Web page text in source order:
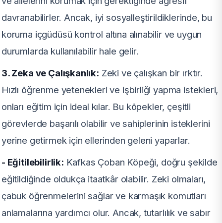
davranabilirler. Ancak, iyi sosyalleştirildiklerinde, bu
koruma içgüdüsü kontrol altına alınabilir ve uygun
durumlarda kullanılabilir hale gelir.
3. Zeka ve Çalışkanlık: Zeki ve çalışkan bir ırktır.
Hızlı öğrenme yetenekleri ve işbirliği yapma istekleri,
onları eğitim için ideal kılar. Bu köpekler, çeşitli
görevlerde başarılı olabilir ve sahiplerinin isteklerini
yerine getirmek için ellerinden geleni yaparlar.
- Eğitilebilirlik: Kafkas Çoban Köpeği, doğru şekilde
eğitildiğinde oldukça itaatkâr olabilir. Zeki olmaları,
çabuk öğrenmelerini sağlar ve karmaşık komutları
anlamalarına yardımcı olur. Ancak, tutarlılık ve sabır